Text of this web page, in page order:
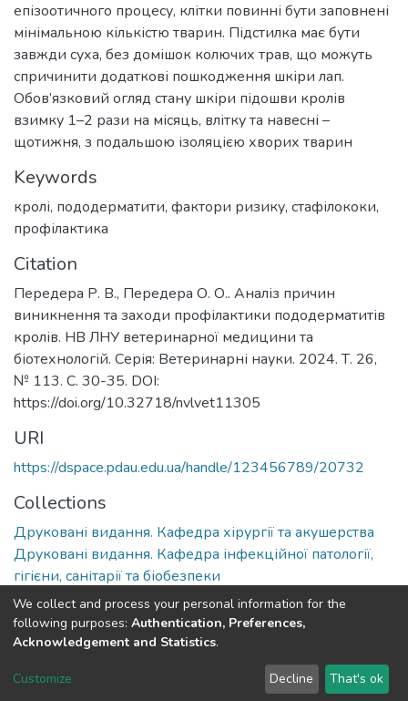
епізоотичного процесу, клітки повинні бути заповнені
мінімальною кількістю тварин. Підстилка має бути
завжди суха, без домішок колючих трав, що можуть
спричинити додаткові пошкодження шкіри лап.
Обов’язковий огляд стану шкіри підошви кролів
взимку 1–2 рази на місяць, влітку та навесні –
щотижня, з подальшою ізоляцією хворих тварин
Keywords
кролі, пододерматити, фактори ризику, стафілококи,
профілактика
Citation
Передера Р. В., Передера О. О.. Аналіз причин
виникнення та заходи профілактики пододерматитів
кролів. НВ ЛНУ ветеринарної медицини та
біотехнологій. Серія: Ветеринарні науки. 2024. Т. 26,
№ 113. С. 30-35. DOI:
https://doi.org/10.32718/nvlvet11305
URI
https://dspace.pdau.edu.ua/handle/123456789/20732
Collections
Друковані видання. Кафедра хірургії та акушерства
Друковані видання. Кафедра інфекційної патології,
гігієни, санітарії та біобезпеки
Full item page
DSpace software copyright © 2002-2026 LYRASIS
Send Feedback
We collect and process your personal information for the
following purposes: Authentication, Preferences,
Acknowledgement and Statistics.
Customize Decline That's ok